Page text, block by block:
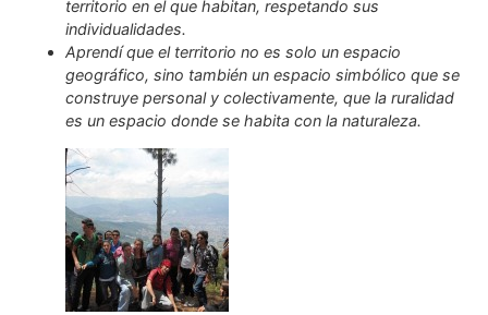
territorio en el que habitan, respetando sus
individualidades.
Aprendí que el territorio no es solo un espacio
geográfico, sino también un espacio simbólico que se
construye personal y colectivamente, que la ruralidad
es un espacio donde se habita con la naturaleza.